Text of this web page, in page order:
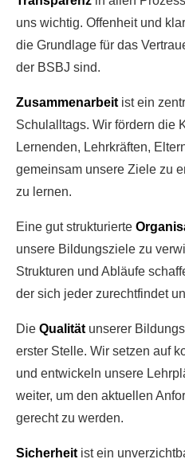
uns wichtig. Offenheit und
die Grundlage für das
der BSBJ sind.
Zusammenarbeit ist ein
Schulalltags. Wir fördern die
Lernenden, Lehrkräften,
gemeinsam unsere Ziele zu
zu lernen.
Eine gut strukturierte
unsere Bildungsziele zu
Strukturen und Abläufe
der sich jeder zurechtfindet
Die Qualität unserer
erster Stelle. Wir setzen auf
und entwickeln unsere
weiter, um den aktuellen
gerecht zu werden.
Sicherheit ist ein